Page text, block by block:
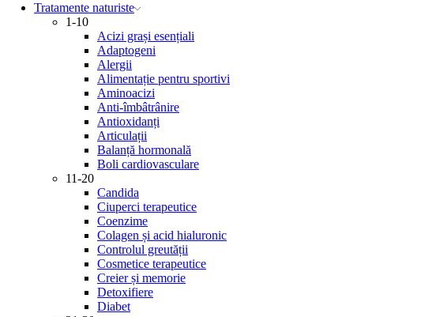
Tratamente naturiste
1-10
Acizi grași esențiali
Adaptogeni
Alergii
Alimentație pentru sportivi
Aminoacizi
Anti-îmbâtrânire
Antioxidanți
Articulații
Balanță hormonală
Boli cardiovasculare
11-20
Candida
Ciuperci terapeutice
Coenzime
Colagen și acid hialuronic
Controlul greutății
Cosmetice terapeutice
Creier și memorie
Detoxifiere
Diabet